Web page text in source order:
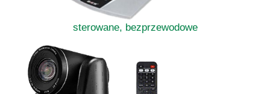
sterowane, bezprzewodowe